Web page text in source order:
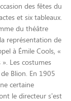
des fêtes du
et six tableaux.
du théâtre
représentation de
à Émile Cools, «
Les costumes
Blion. En 1905
certaine
le directeur s’est